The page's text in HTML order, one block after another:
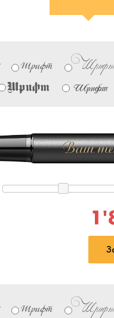
Шрифт Шрифт
Шрифт Шрифт
Ваш
Шрифт Шрифт